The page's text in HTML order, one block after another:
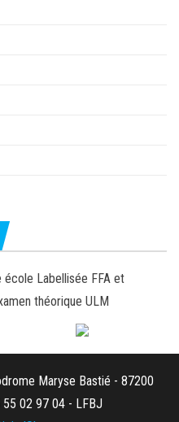
école Labellisée FFA et
théorique ULM
Maryse Bastié - 87200
55 02 97 04 - LFBJ